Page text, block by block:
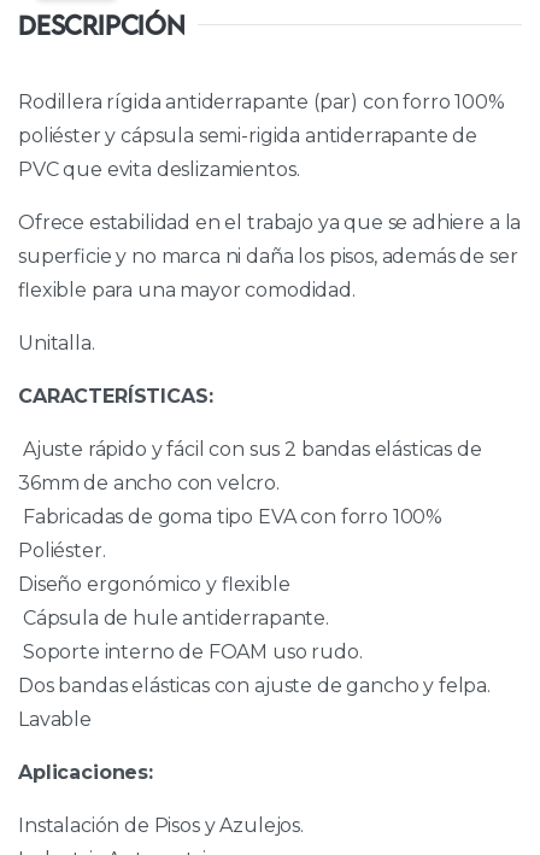
DESCRIPCIÓN
Rodillera rígida antiderrapante (par) con forro 100%
poliéster y cápsula semi-rigida antiderrapante de
PVC que evita deslizamientos.
Ofrece estabilidad en el trabajo ya que se adhiere a la
superficie y no marca ni daña los pisos, además de ser
flexible para una mayor comodidad.
Unitalla.
CARACTERÍSTICAS:
Ajuste rápido y fácil con sus 2 bandas elásticas de
36mm de ancho con velcro.
Fabricadas de goma tipo EVA con forro 100%
Poliéster.
Diseño ergonómico y flexible
Cápsula de hule antiderrapante.
Soporte interno de FOAM uso rudo.
Dos bandas elásticas con ajuste de gancho y felpa.
Lavable
Aplicaciones:
Instalación de Pisos y Azulejos.